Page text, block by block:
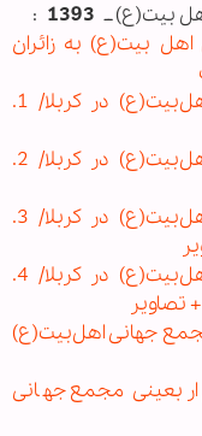
بیت(ع) ــ 1393
:
بیت(ع) به زائران
ــ ایستگاههای اربعینی مجمع جهانی اهل‌بیت(ع) در کربلا/ 1.
ــ ایستگاه‌های اربعینی مجمع جهانی اهل‌بیت(ع) در کربلا/ 2.
ــ ایستگاه‌های اربعینی مجمع جهانی اهل‌بیت(ع) در کربلا/ 3.
ــ ایستگاه‌های اربعینی مجمع جهانی اهل‌بیت(ع) در کربلا/ 4.
تصاویر
مجمع جهانی اهل‌بیت(ع)
اربعینی مجمع جهانی